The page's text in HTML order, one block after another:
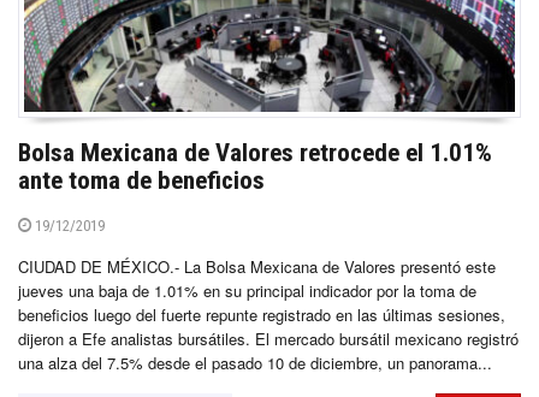
Bolsa Mexicana de Valores retrocede el 1.01%
ante toma de beneficios
19/12/2019
CIUDAD DE MÉXICO.- La Bolsa Mexicana de Valores presentó este
jueves una baja de 1.01% en su principal indicador por la toma de
beneficios luego del fuerte repunte registrado en las últimas sesiones,
dijeron a Efe analistas bursátiles. El mercado bursátil mexicano registró
una alza del 7.5% desde el pasado 10 de diciembre, un panorama...